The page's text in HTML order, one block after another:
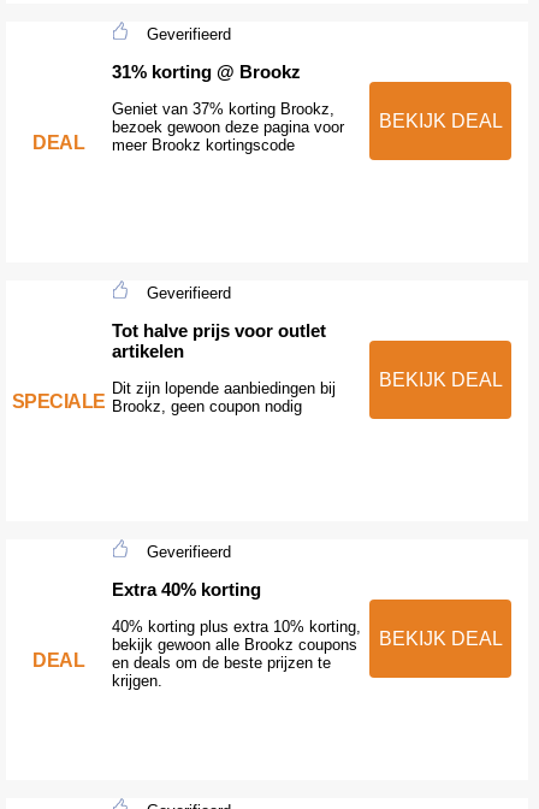
DEAL
Geverifieerd
31% korting @ Brookz
Geniet van 37% korting Brookz,
bezoek gewoon deze pagina voor
meer Brookz kortingscode
BEKIJK DEAL
SPECIALE
Geverifieerd
Tot halve prijs voor outlet
artikelen
Dit zijn lopende aanbiedingen bij
Brookz, geen coupon nodig
BEKIJK DEAL
DEAL
Geverifieerd
Extra 40% korting
40% korting plus extra 10% korting,
bekijk gewoon alle Brookz coupons
en deals om de beste prijzen te
krijgen.
BEKIJK DEAL